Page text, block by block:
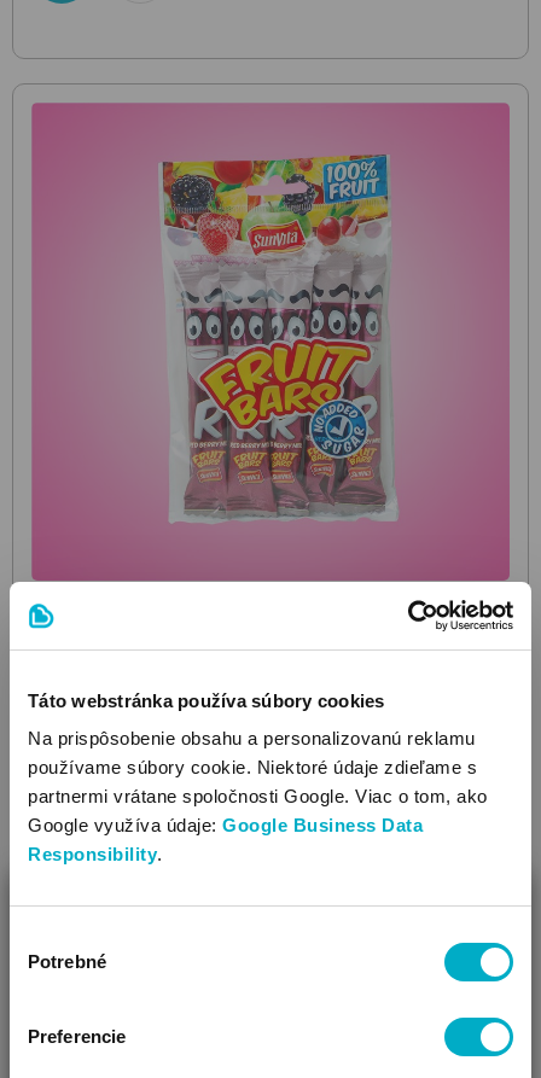
Táto webstránka používa súbory cookies
Na prispôsobenie obsahu a personalizovanú reklamu
používame súbory cookie. Niektoré údaje zdieľame s
partnermi vrátane spoločnosti Google. Viac o tom, ako
Google využíva údaje: Google Business Data
Responsibility.
súhlasu
Potrebné
Preferencie
SUNVITA
1.43
Cena za 100 g: 1,91 €